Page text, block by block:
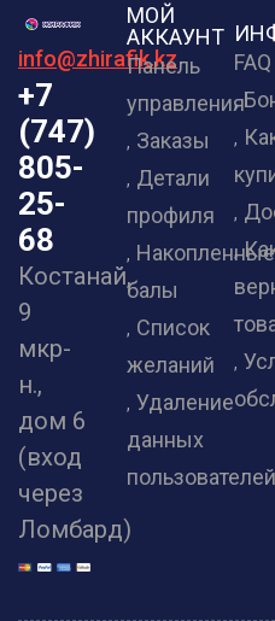
info@zhirafik.kz
+7
(747)
805-
25-
68
Костанай,
9
мкр-
н.,
дом 6
(вход
через
Ломбард)
МОЙ
АККАУНТ
Панель
управления
Заказы
Детали
профиля
Накопленные
балы
Список
желаний
Удаление
данных
пользователей
FAQ